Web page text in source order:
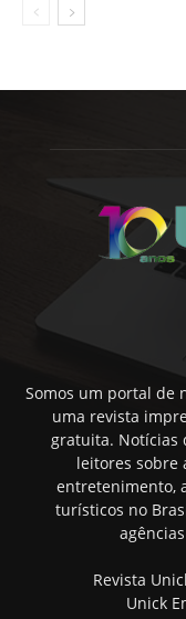
Somos um portal de
uma revista
gratuita. Notícias
leitores sobre
entretenimento,
turísticos no
Revista
Unick